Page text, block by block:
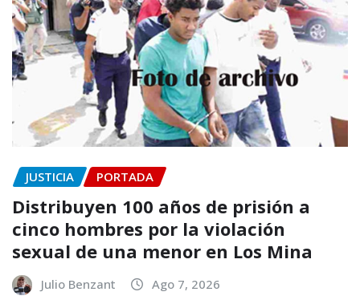
JUSTICIA PORTADA
Distribuyen 100 años de prisión a
cinco hombres por la violación
sexual de una menor en Los Mina
Julio Benzant Ago 7, 2026